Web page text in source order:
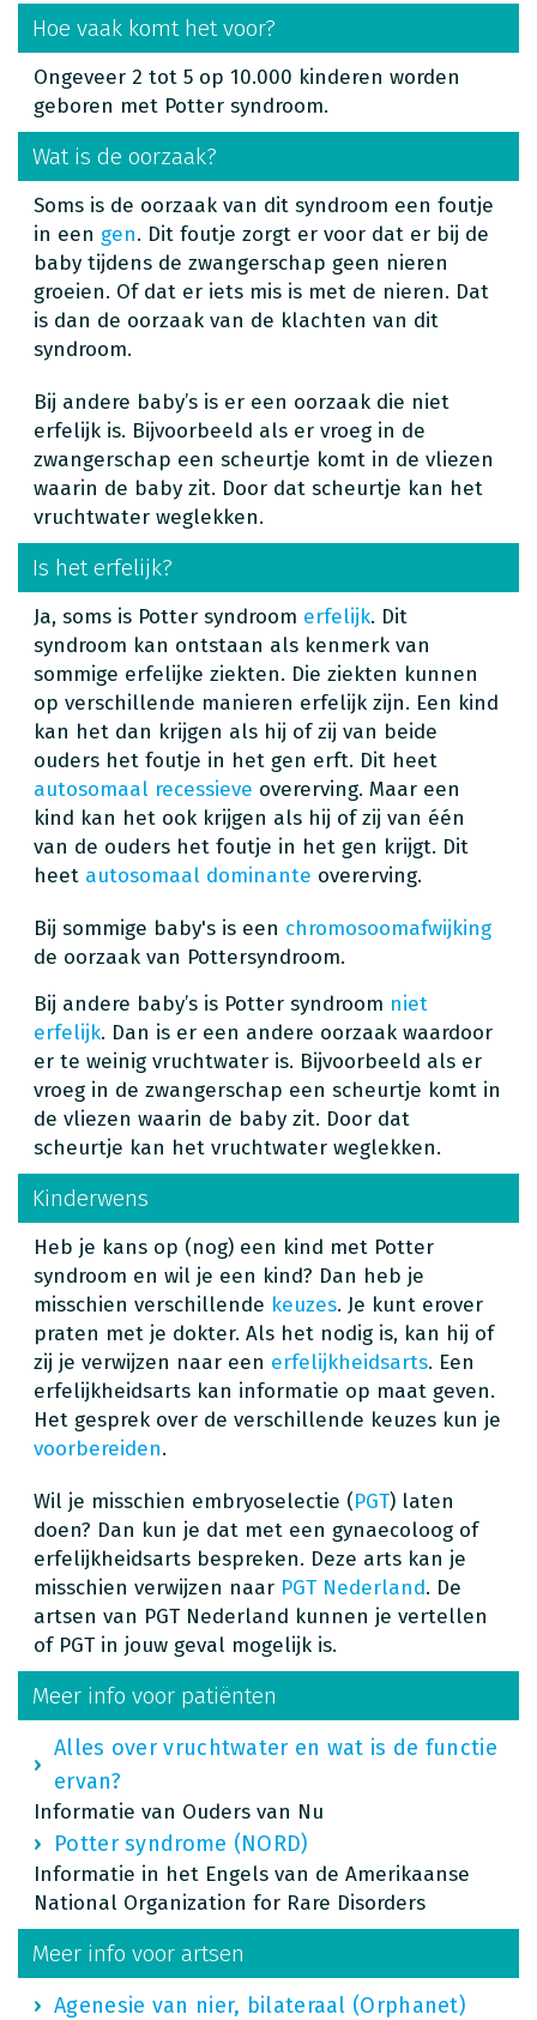
Hoe vaak komt het voor?
Ongeveer 2 tot 5 op 10.000 kinderen worden
geboren met Potter syndroom.
Wat is de oorzaak?
Soms is de oorzaak van dit syndroom een foutje
in een gen. Dit foutje zorgt er voor dat er bij de
baby tijdens de zwangerschap geen nieren
groeien. Of dat er iets mis is met de nieren. Dat
is dan de oorzaak van de klachten van dit
syndroom.
Bij andere baby’s is er een oorzaak die niet
erfelijk is. Bijvoorbeeld als er vroeg in de
zwangerschap een scheurtje komt in de vliezen
waarin de baby zit. Door dat scheurtje kan het
vruchtwater weglekken.
Is het erfelijk?
Ja, soms is Potter syndroom erfelijk. Dit
syndroom kan ontstaan als kenmerk van
sommige erfelijke ziekten. Die ziekten kunnen
op verschillende manieren erfelijk zijn. Een kind
kan het dan krijgen als hij of zij van beide
ouders het foutje in het gen erft. Dit heet
autosomaal recessieve overerving. Maar een
kind kan het ook krijgen als hij of zij van één
van de ouders het foutje in het gen krijgt. Dit
heet autosomaal dominante overerving.
Bij sommige baby's is een chromosoomafwijking
de oorzaak van Pottersyndroom.
Bij andere baby’s is Potter syndroom niet
erfelijk. Dan is er een andere oorzaak waardoor
er te weinig vruchtwater is. Bijvoorbeeld als er
vroeg in de zwangerschap een scheurtje komt in
de vliezen waarin de baby zit. Door dat
scheurtje kan het vruchtwater weglekken.
Kinderwens
Heb je kans op (nog) een kind met Potter
syndroom en wil je een kind? Dan heb je
misschien verschillende keuzes. Je kunt erover
praten met je dokter. Als het nodig is, kan hij of
zij je verwijzen naar een erfelijkheidsarts. Een
erfelijkheidsarts kan informatie op maat geven.
Het gesprek over de verschillende keuzes kun je
voorbereiden.
Wil je misschien embryoselectie (PGT) laten
doen? Dan kun je dat met een gynaecoloog of
erfelijkheidsarts bespreken. Deze arts kan je
misschien verwijzen naar PGT Nederland. De
artsen van PGT Nederland kunnen je vertellen
of PGT in jouw geval mogelijk is.
Meer info voor patiënten
Alles over vruchtwater en wat is de functie
ervan?
Informatie van Ouders van Nu
Potter syndrome (NORD)
Informatie in het Engels van de Amerikaanse
National Organization for Rare Disorders
Meer info voor artsen
Agenesie van nier, bilateraal (Orphanet)